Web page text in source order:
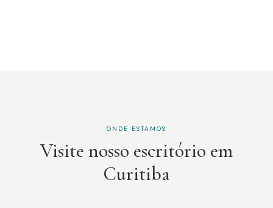
ONDE ESTAMOS
Visite nosso escritório em
Curitiba